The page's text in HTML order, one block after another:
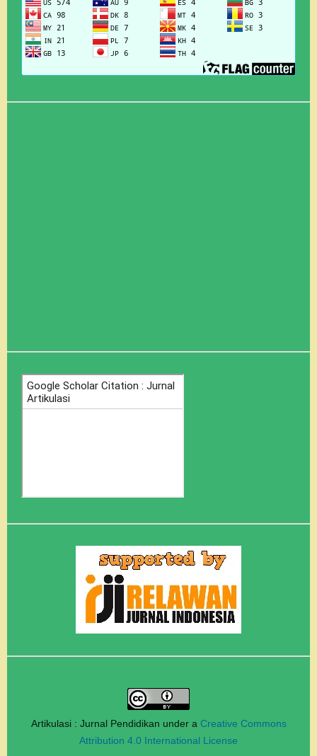
Artikulasi : Jurnal Pendidikan under a Creative Commons
Attribution 4.0 International License